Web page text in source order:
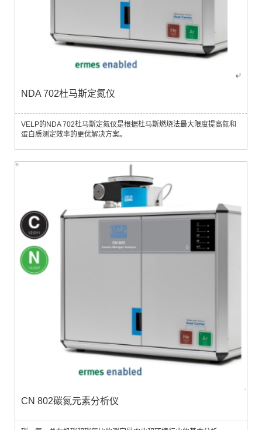
NDA 702杜马斯定氮仪
VELP的NDA 702杜马斯定氮仪是根据杜马斯燃烧法最大限度提高氮和
蛋白质测定效率的更优解决方案。
CN 802碳氮元素分析仪